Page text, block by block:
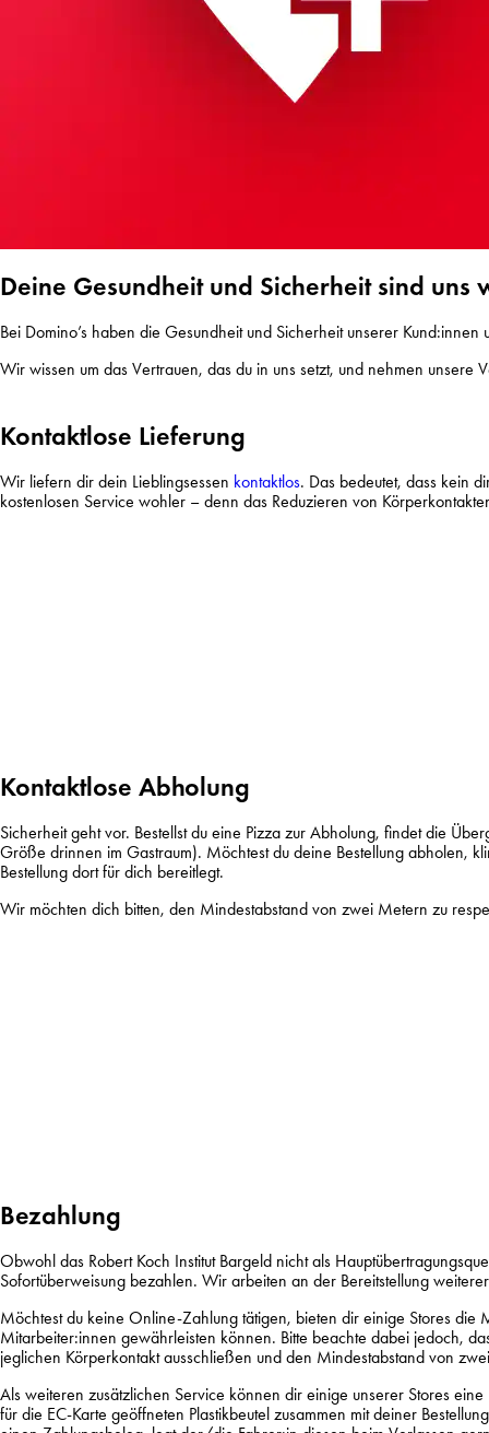
Deine Gesundheit und Sicherheit sind uns
Bei Domino’s haben die Gesundheit und Sicherheit unserer
Wir wissen um das Vertrauen, das du in uns setzt, und nehmen
Kontaktlose Lieferung
Wir liefern dir dein Lieblingsessen kontaktlos. Das bedeutet, dass kein
kostenlosen Service wohler – denn das Reduzieren von
Kontaktlose Abholung
Sicherheit geht vor. Bestellst du eine Pizza zur Abholung, findet die
Größe drinnen im Gastraum). Möchtest du deine Bestellung abholen,
Bestellung dort für dich bereitlegt.
Wir möchten dich bitten, den Mindestabstand von zwei Metern zu
Bezahlung
Obwohl das Robert Koch Institut Bargeld nicht als
Sofortüberweisung bezahlen. Wir arbeiten an der Bereitstellung
Möchtest du keine Online-Zahlung tätigen, bieten dir einige Stores
Mitarbeiter:innen gewährleisten können. Bitte beachte dabei jedoch,
jeglichen Körperkontakt ausschließen und den Mindestabstand von
Als weiteren zusätzlichen Service können dir einige unserer Stores
für die EC-Karte geöffneten Plastikbeutel zusammen mit deiner